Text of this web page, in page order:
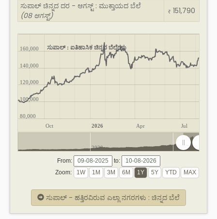
ಸುಪಾಲ್ ಚಿನ್ನದ ದರ - ಆಗಸ್ಟ್ : ಮುಕ್ತಾಯದ ಬೆಲೆ
(08 ಆಗಸ್ಟ್)
₹ 151,790
ಸುಪಾಲ್ : ಐತಿಹಾಸಿಕ ಚಿನ್ನದ ಬೆಲೆಗಳು
Oct 2026 Apr Jul
80,000
100,000
120,000
140,000
160,000
2020 2025
From:
to:
Zoom:
ಸುಪಾಲ್ - ಹತ್ತಿರವಿರುವ ಎಲ್ಲಾ ನಗರಗಳು : ಚಿನ್ನದ ಬೆಲೆ